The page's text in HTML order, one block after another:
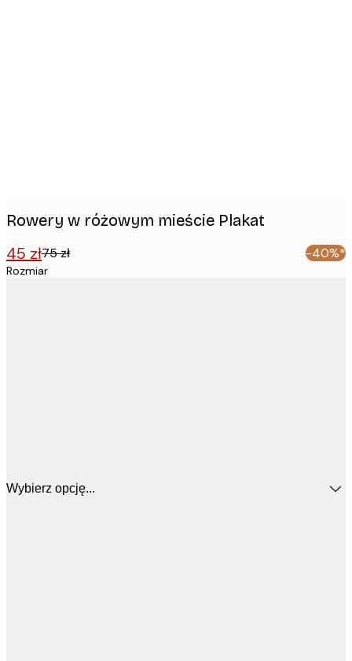
Rowery w różowym mieście Plakat
45 zł75 zł -40%*
Rozmiar
Wybierz opcję...